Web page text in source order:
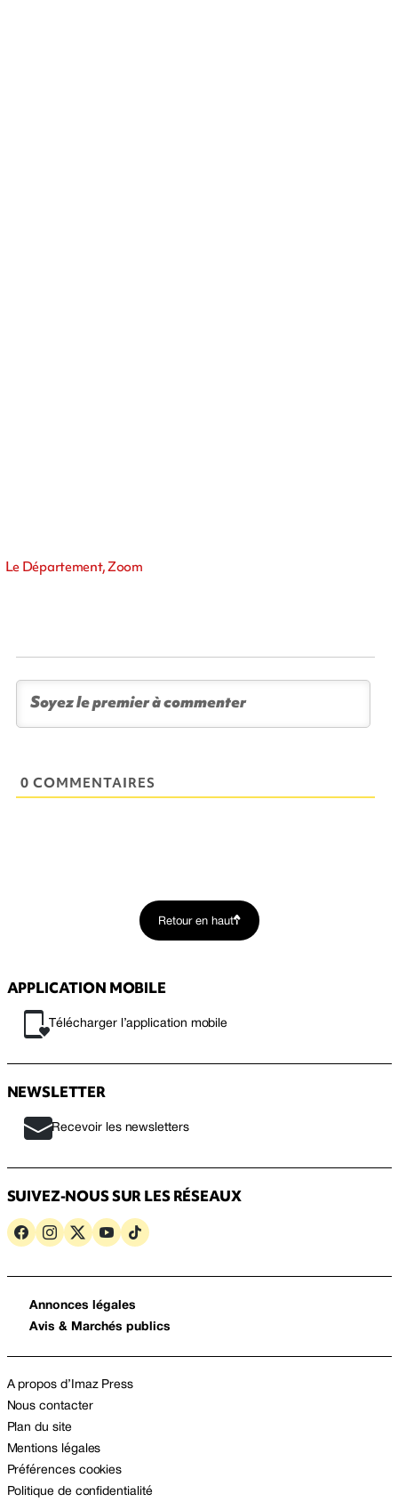
Le Département, Zoom
0 COMMENTAIRES
Retour en haut
APPLICATION MOBILE
Télécharger l’application mobile
NEWSLETTER
Recevoir les newsletters
SUIVEZ-NOUS SUR LES RÉSEAUX
Annonces légales
Avis & Marchés publics
A propos d’Imaz Press
Nous contacter
Plan du site
Mentions légales
Préférences cookies
Politique de confidentialité